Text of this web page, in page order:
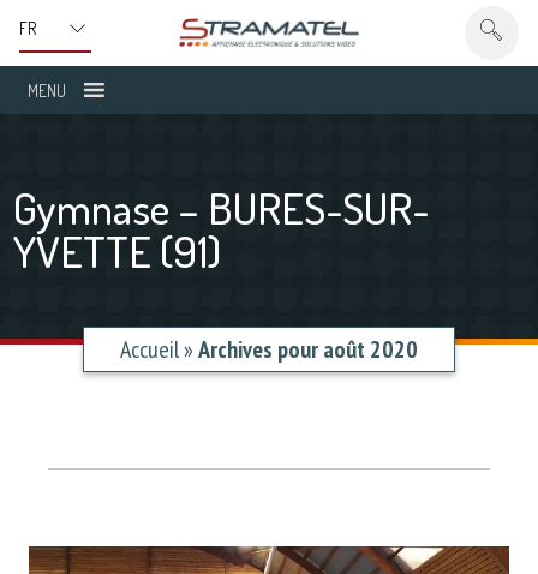
MENU
Gymnase – BURES-SUR-
YVETTE (91)
Accueil»Archives pour août 2020